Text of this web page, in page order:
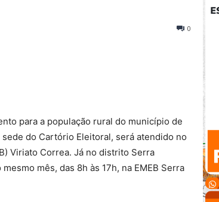
0
para a população rural do município de
do Cartório Eleitoral, será atendido no
Viriato Correa. Já no distrito Serra
mês, das 8h às 17h, na EMEB Serra